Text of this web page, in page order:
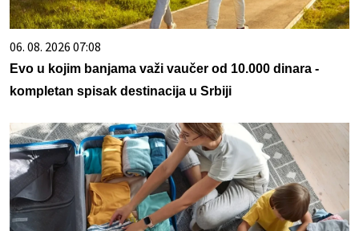
06. 08. 2026 07:08
Evo u kojim banjama važi vaučer od 10.000 dinara -
kompletan spisak destinacija u Srbiji